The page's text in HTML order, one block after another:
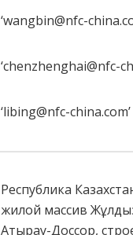
‘wangbin@nfc-
‘chenzhenghai@nfc-
‘libing@nfc-china.com’
Республика
жилой массив
Атырау-Доссор,